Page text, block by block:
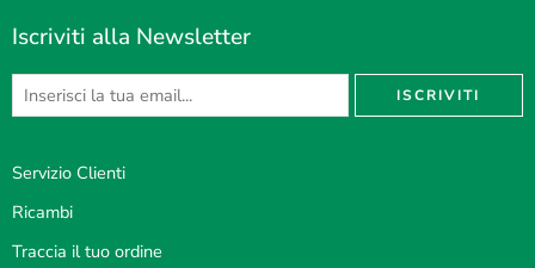
Iscriviti alla Newsletter
Servizio Clienti
Ricambi
Traccia il tuo ordine